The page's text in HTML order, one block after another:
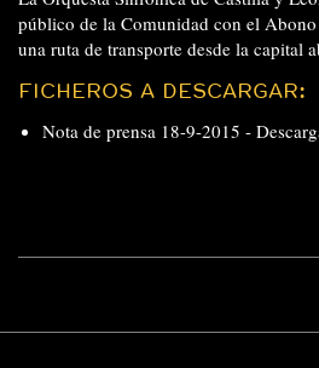
público de la Comunidad con el
una ruta de transporte desde la capital
FICHEROS A DESCARGAR:
Nota de prensa 18-9-2015 -